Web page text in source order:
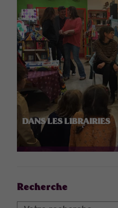
DANS LES LIBRAIRIES
Recherche